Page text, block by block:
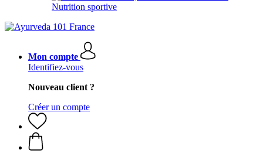
Nutrition sportive
Mon compte
Identifiez-vous
Nouveau client ?
Créer un compte